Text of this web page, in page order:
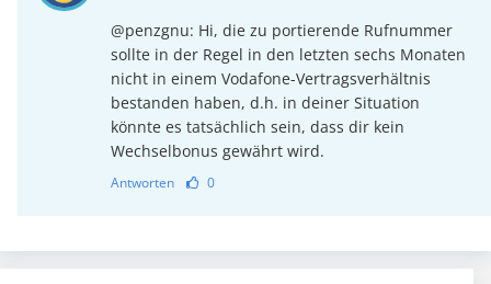
@penzgnu: Hi, die zu portierende Rufnummer
sollte in der Regel in den letzten sechs Monaten
nicht in einem Vodafone-Vertragsverhältnis
bestanden haben, d.h. in deiner Situation
könnte es tatsächlich sein, dass dir kein
Wechselbonus gewährt wird.
Antworten 0